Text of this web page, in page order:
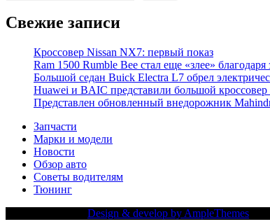
Свежие записи
Кроссовер Nissan NX7: первый показ
Ram 1500 Rumble Bee стал еще «злее»
Большой седан Buick Electra L7 обрел
Huawei и BAIC представили большой кроссовер
Представлен обновленный внедорожник
Запчасти
Марки и модели
Новости
Обзор авто
Советы водителям
Тюнинг
Design & develop by AmpleThemes